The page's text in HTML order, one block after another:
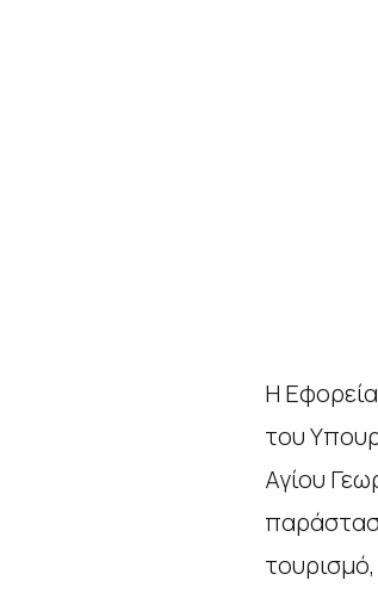
Η
του
Αγίου
τουρισμό